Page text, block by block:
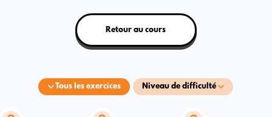
Tous les exercices Niveau de difficulté
Retour au cours